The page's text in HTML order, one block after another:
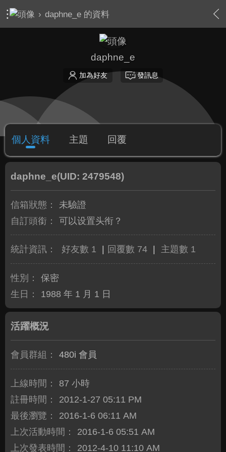
› daphne_e 的資料
daphne_e
加為好友 發訊息
個人資料 主題 回覆
daphne_e(UID: 2479548)
信箱狀態：
未驗證
自訂頭銜：
可以设置头衔？
統計資訊： 好友數 1 回覆數 74 主題數 1
性別：
保密
生日：
1988 年 1 月 1 日
活躍概況
會員群組： 480i 會員
上線時間：
87 小時
註冊時間：
2012-1-27 05:11 PM
最後瀏覽：
2016-1-6 06:11 AM
上次活動時間：
2016-1-6 05:51 AM
上次發表時間：
2012-4-10 11:10 AM